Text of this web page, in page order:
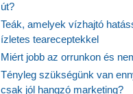
út?
Teák, amelyek vízhajtó
ízletes teareceptekkel
Miért jobb az orrunkon és
Tényleg szükségünk van
csak jól hangzó marketing?